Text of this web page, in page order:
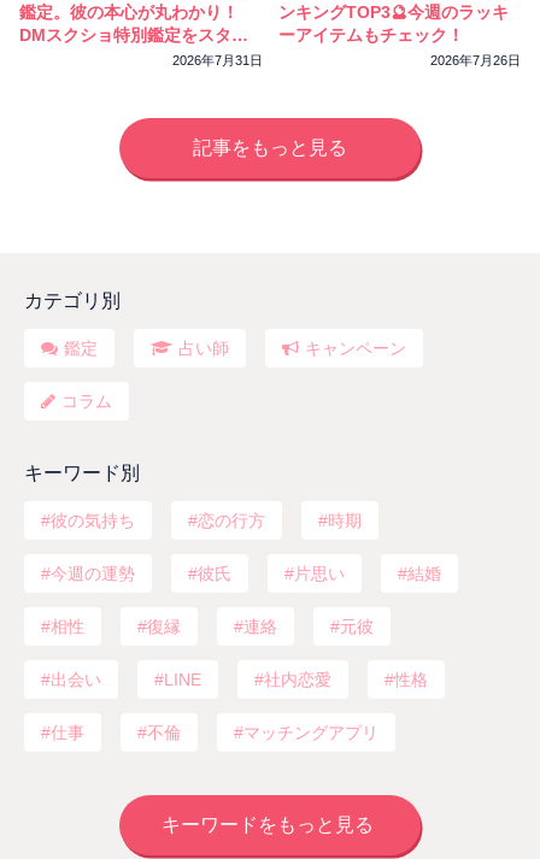
鑑定。彼の本心が丸わかり！
DMスクショ特別鑑定をスター
2026年7月31日
ンキングTOP3🔮今週のラッキ
ーアイテムもチェック！
2026年7月26日
記事をもっと見る
カテゴリ別
鑑定 占い師 キャンペーン
コラム
キーワード別
彼の気持ち 恋の行方 時期
今週の運勢 彼氏 片思い 結婚
相性 復縁 連絡 元彼
出会い LINE 社内恋愛 性格
仕事 不倫 マッチングアプリ
キーワードをもっと見る